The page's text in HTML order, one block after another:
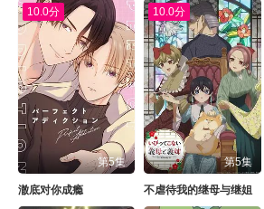
10.0分
第5集
澈底对你成瘾
10.0分
第5集
不虐待我的继母与继姐